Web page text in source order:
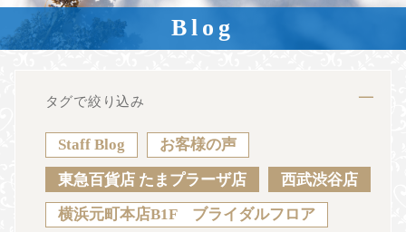
About
Engagement Ring
Anniversary
Blog
タグで絞り込み
Staff Blog お客様の声
東急百貨店 たまプラーザ店 西武渋谷店
横浜元町本店B1F ブライダルフロア